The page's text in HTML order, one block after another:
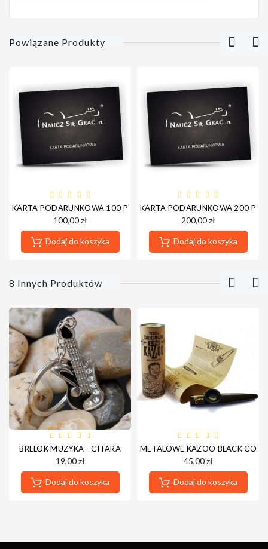
Powiązane Produkty
KARTA PODARUNKOWA 100 PLN
100,00 zł
Dodaj do koszyka
KARTA PODARUNKOWA 200 PLN
200,00 zł
Dodaj do koszyka
8 Innych Produktów
BRELOK MUZYKA - GITARA
19,00 zł
Dodaj do koszyka
METALOWE KAZOO BLACK
45,00 zł
Dodaj do koszyka